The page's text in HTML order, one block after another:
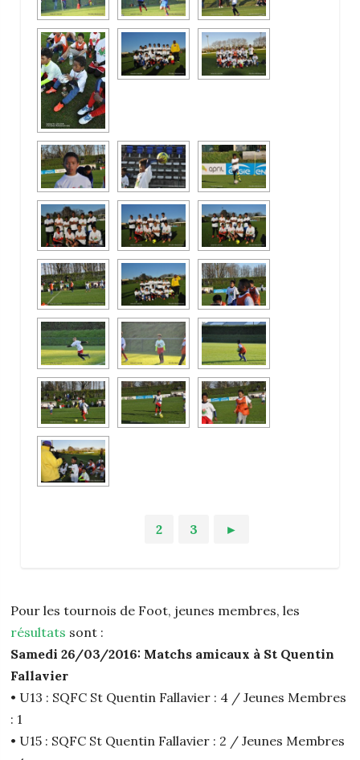
2 3 ►
Pour les tournois de Foot, jeunes membres, les
résultats sont :
Samedi 26/03/2016: Matchs amicaux à St Quentin
Fallavier
• U13 : SQFC St Quentin Fallavier : 4 / Jeunes Membres
: 1
• U15 : SQFC St Quentin Fallavier : 2 / Jeunes Membres